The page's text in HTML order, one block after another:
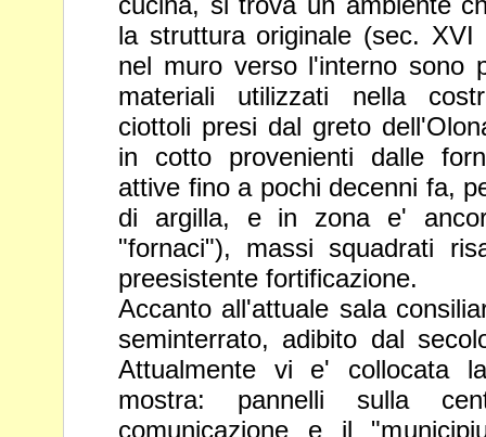
la struttura originale (sec.
nel muro verso l'interno sono
materiali utilizzati nella
ciottoli presi dal greto
in cotto provenienti dalle
attive fino a pochi decenni fa,
di argilla, e in zona e'
"fornaci"), massi squadrati
preesistente fortificazione.
Accanto all'attuale sala
seminterrato, adibito dal
Attualmente vi e' collocata
mostra: pannelli sulla
comunicazione e il